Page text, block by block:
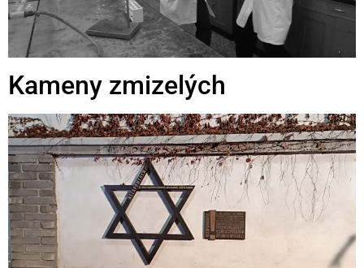
Kameny zmizelých